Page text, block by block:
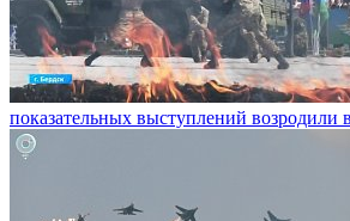
показательных выступлений